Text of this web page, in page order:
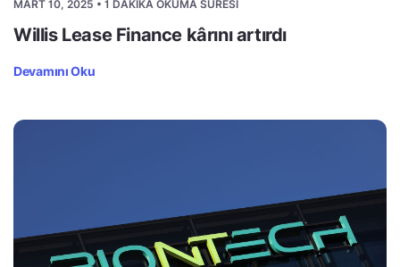
MART 10, 2025 • 1 DAKIKA OKUMA SÜRESI
Willis Lease Finance kârını artırdı
Devamını Oku